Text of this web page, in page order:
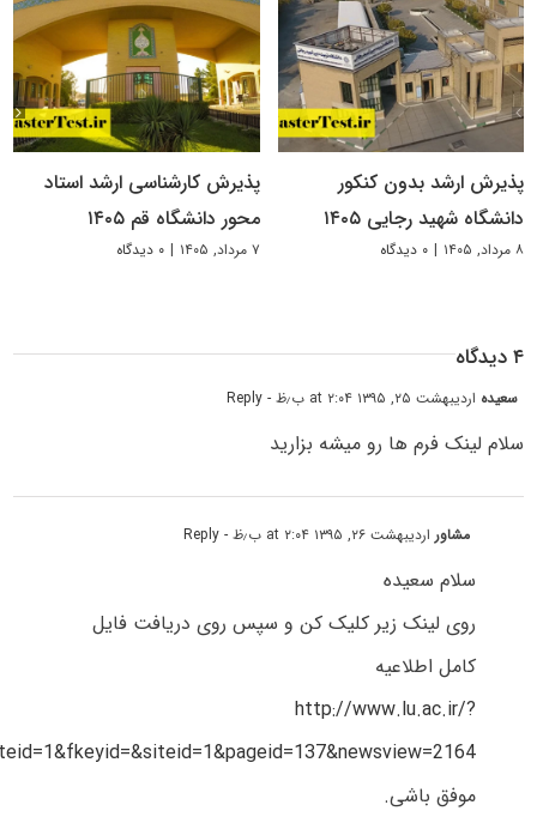
پذیرش ارشد بدون کنکور
دانشگاه شهید رجایی ۱۴۰۵
۸ مرداد, ۱۴۰۵ | ۰ دیدگاه
پذیرش کارشناسی ارشد استاد
محور دانشگاه قم ۱۴۰۵
۷ مرداد, ۱۴۰۵ | ۰ دیدگاه
۴ دیدگاه
سعیده اردیبهشت ۲۵, ۱۳۹۵ at ۲:۰۴ ب٫ظ - Reply
سلام لینک فرم ها رو میشه بزارید
مشاوراردیبهشت ۲۶, ۱۳۹۵ at ۲:۰۴ ب٫ظ - Reply
سلام سعیده
روی لینک زیر کلیک کن و سپس روی دریافت فایل
کامل اطلاعیه
http://www.lu.ac.ir/?
موفق باشی.